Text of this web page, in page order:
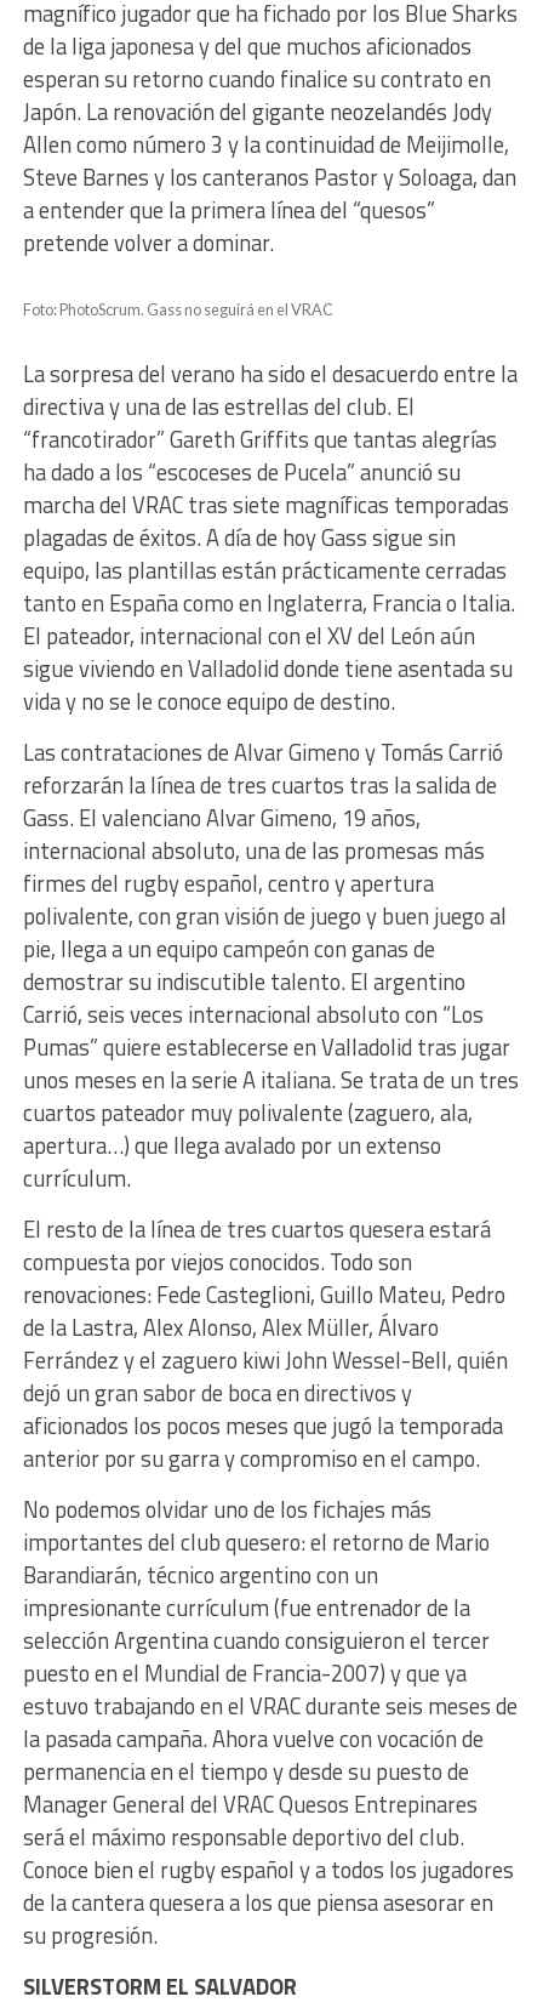
magnífico jugador que ha fichado por los Blue Sharks
de la liga japonesa y del que muchos aficionados
esperan su retorno cuando finalice su contrato en
Japón. La renovación del gigante neozelandés Jody
Allen como número 3 y la continuidad de Meijimolle,
Steve Barnes y los canteranos Pastor y Soloaga, dan
a entender que la primera línea del “quesos”
pretende volver a dominar.
Foto: PhotoScrum. Gass no seguirá en el VRAC
La sorpresa del verano ha sido el desacuerdo entre la
directiva y una de las estrellas del club. El
“francotirador” Gareth Griffits que tantas alegrías
ha dado a los “escoceses de Pucela” anunció su
marcha del VRAC tras siete magníficas temporadas
plagadas de éxitos. A día de hoy Gass sigue sin
equipo, las plantillas están prácticamente cerradas
tanto en España como en Inglaterra, Francia o Italia.
El pateador, internacional con el XV del León aún
sigue viviendo en Valladolid donde tiene asentada su
vida y no se le conoce equipo de destino.
Las contrataciones de Alvar Gimeno y Tomás Carrió
reforzarán la línea de tres cuartos tras la salida de
Gass. El valenciano Alvar Gimeno, 19 años,
internacional absoluto, una de las promesas más
firmes del rugby español, centro y apertura
polivalente, con gran visión de juego y buen juego al
pie, llega a un equipo campeón con ganas de
demostrar su indiscutible talento. El argentino
Carrió, seis veces internacional absoluto con “Los
Pumas” quiere establecerse en Valladolid tras jugar
unos meses en la serie A italiana. Se trata de un tres
cuartos pateador muy polivalente (zaguero, ala,
apertura…) que llega avalado por un extenso
currículum.
El resto de la línea de tres cuartos quesera estará
compuesta por viejos conocidos. Todo son
renovaciones: Fede Casteglioni, Guillo Mateu, Pedro
de la Lastra, Alex Alonso, Alex Müller, Álvaro
Ferrández y el zaguero kiwi John Wessel-Bell, quién
dejó un gran sabor de boca en directivos y
aficionados los pocos meses que jugó la temporada
anterior por su garra y compromiso en el campo.
No podemos olvidar uno de los fichajes más
importantes del club quesero: el retorno de Mario
Barandiarán, técnico argentino con un
impresionante currículum (fue entrenador de la
selección Argentina cuando consiguieron el tercer
puesto en el Mundial de Francia-2007) y que ya
estuvo trabajando en el VRAC durante seis meses de
la pasada campaña. Ahora vuelve con vocación de
permanencia en el tiempo y desde su puesto de
Manager General del VRAC Quesos Entrepinares
será el máximo responsable deportivo del club.
Conoce bien el rugby español y a todos los jugadores
de la cantera quesera a los que piensa asesorar en
su progresión.
SILVERSTORM EL SALVADOR